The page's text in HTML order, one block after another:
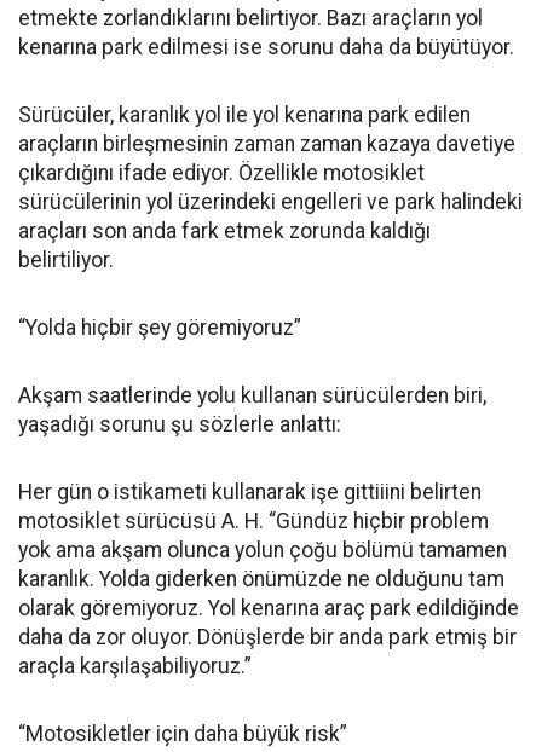
etmekte zorlandıklarını belirtiyor. Bazı araçların yol
kenarına park edilmesi ise sorunu daha da büyütüyor.
Sürücüler, karanlık yol ile yol kenarına park edilen
araçların birleşmesinin zaman zaman kazaya davetiye
çıkardığını ifade ediyor. Özellikle motosiklet
sürücülerinin yol üzerindeki engelleri ve park halindeki
araçları son anda fark etmek zorunda kaldığı
belirtiliyor.
“Yolda hiçbir şey göremiyoruz”
Akşam saatlerinde yolu kullanan sürücülerden biri,
yaşadığı sorunu şu sözlerle anlattı:
Her gün o istikameti kullanarak işe gittiiini belirten
motosiklet sürücüsü A. H. “Gündüz hiçbir problem
yok ama akşam olunca yolun çoğu bölümü tamamen
karanlık. Yolda giderken önümüzde ne olduğunu tam
olarak göremiyoruz. Yol kenarına araç park edildiğinde
daha da zor oluyor. Dönüşlerde bir anda park etmiş bir
araçla karşılaşabiliyoruz.”
“Motosikletler için daha büyük risk”